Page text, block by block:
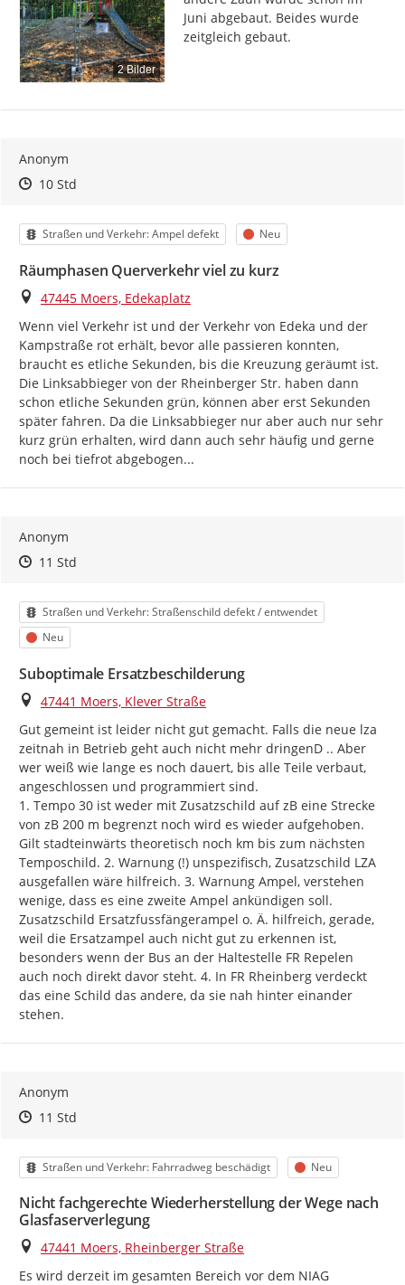
2 Bilder
Juni abgebaut. Beides wurde
zeitgleich gebaut.
Anonym
Zeitpunkt des Erstellens
Zeitpunkt des Erstellens
10 StdZur Äußerung
Kategorie
Straßen und Verkehr: Ampel defekt Status
Neu
Räumphasen Querverkehr viel zu kurz
Ort
47445 Moers, Edekaplatz
Wenn viel Verkehr ist und der Verkehr von Edeka und der
Kampstraße rot erhält, bevor alle passieren konnten,
braucht es etliche Sekunden, bis die Kreuzung geräumt ist.
Die Linksabbieger von der Rheinberger Str. haben dann
schon etliche Sekunden grün, können aber erst Sekunden
später fahren. Da die Linksabbieger nur aber auch nur sehr
kurz grün erhalten, wird dann auch sehr häufig und gerne
noch bei tiefrot abgebogen...
Anonym
Zeitpunkt des Erstellens
Zeitpunkt des Erstellens
11 StdZur Äußerung
Kategorie
Straßen und Verkehr: Straßenschild defekt / entwendet
Status
Neu
Suboptimale Ersatzbeschilderung
Ort
47441 Moers, Klever Straße
Gut gemeint ist leider nicht gut gemacht. Falls die neue lza
zeitnah in Betrieb geht auch nicht mehr dringenD .. Aber
wer weiß wie lange es noch dauert, bis alle Teile verbaut,
angeschlossen und programmiert sind.
1. Tempo 30 ist weder mit Zusatzschild auf zB eine Strecke
von zB 200 m begrenzt noch wird es wieder aufgehoben.
Gilt stadteinwärts theoretisch noch km bis zum nächsten
Temposchild. 2. Warnung (!) unspezifisch, Zusatzschild LZA
ausgefallen wäre hilfreich. 3. Warnung Ampel, verstehen
wenige, dass es eine zweite Ampel ankündigen soll.
Zusatzschild Ersatzfussfängerampel o. Ä. hilfreich, gerade,
weil die Ersatzampel auch nicht gut zu erkennen ist,
besonders wenn der Bus an der Haltestelle FR Repelen
auch noch direkt davor steht. 4. In FR Rheinberg verdeckt
das eine Schild das andere, da sie nah hinter einander
stehen.
Anonym
Zeitpunkt des Erstellens
Zeitpunkt des Erstellens
11 StdZur Äußerung
Kategorie
Straßen und Verkehr: Fahrradweg beschädigt Status
Neu
Nicht fachgerechte Wiederherstellung der Wege nach
Glasfaserverlegung
Ort
47441 Moers, Rheinberger Straße
Es wird derzeit im gesamten Bereich vor dem NIAG